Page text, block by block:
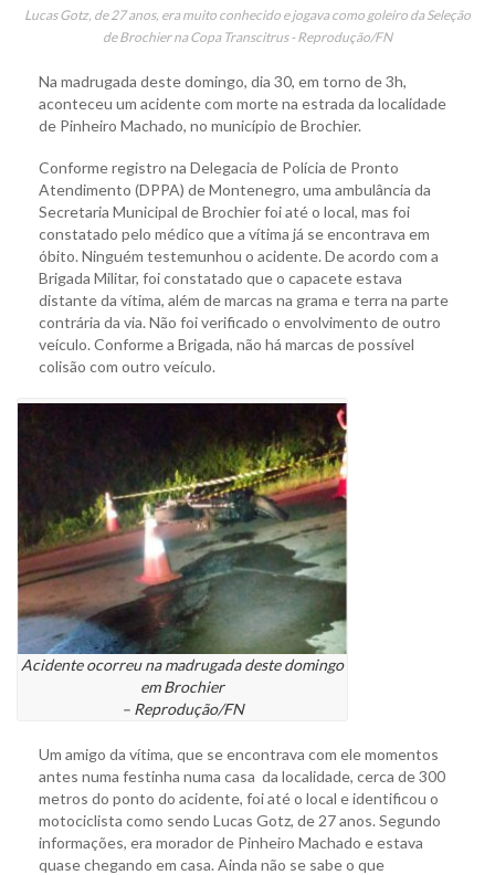
Lucas Gotz, de 27 anos, era muito conhecido e jogava como goleiro da Seleção
de Brochier na Copa Transcitrus - Reprodução/FN
Na madrugada deste domingo, dia 30, em torno de 3h,
aconteceu um acidente com morte na estrada da localidade
de Pinheiro Machado, no município de Brochier.
Conforme registro na Delegacia de Polícia de Pronto
Atendimento (DPPA) de Montenegro, uma ambulância da
Secretaria Municipal de Brochier foi até o local, mas foi
constatado pelo médico que a vítima já se encontrava em
óbito. Ninguém testemunhou o acidente. De acordo com a
Brigada Militar, foi constatado que o capacete estava
distante da vítima, além de marcas na grama e terra na parte
contrária da via. Não foi verificado o envolvimento de outro
veículo. Conforme a Brigada, não há marcas de possível
colisão com outro veículo.
Acidente ocorreu na madrugada deste domingo
em Brochier
– Reprodução/FN
Um amigo da vítima, que se encontrava com ele momentos
antes numa festinha numa casa da localidade, cerca de 300
metros do ponto do acidente, foi até o local e identificou o
motociclista como sendo Lucas Gotz, de 27 anos. Segundo
informações, era morador de Pinheiro Machado e estava
quase chegando em casa. Ainda não se sabe o que